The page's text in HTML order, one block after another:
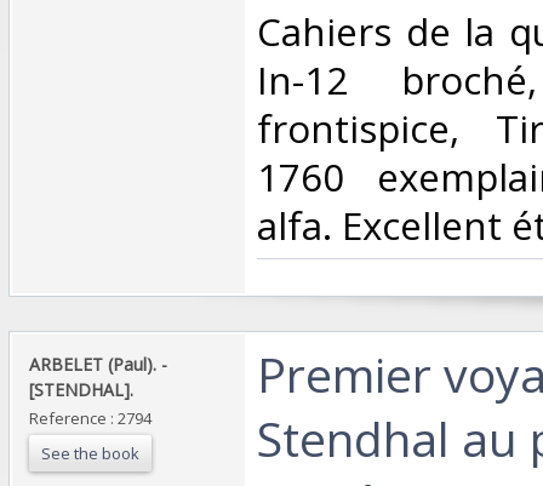
‎Cahiers de la
In-12
frontispice,
1760
alfa. Excellent
‎ARBELET (Paul). -
[STENDHAL]. ‎
Reference : 2794
See the book
‎Premier
Stendhal au